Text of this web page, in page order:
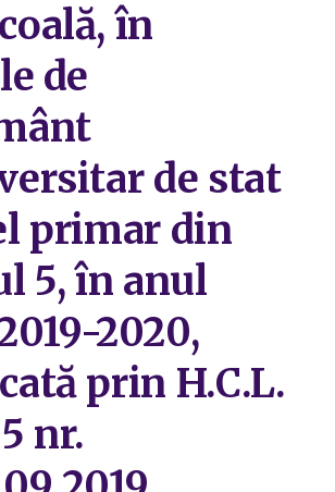
în
de
de stat
primar din
5, în anul
2020,
prin H.C.L.
nr.